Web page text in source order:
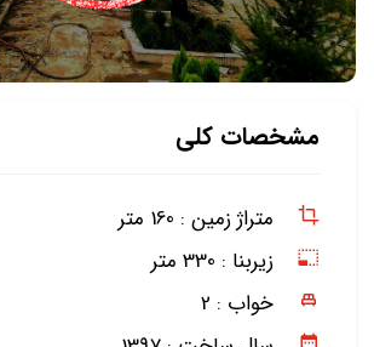
مشخصات کلی
متراژ زمین : 160 متر
زیربنا : 330 متر
خواب : 2